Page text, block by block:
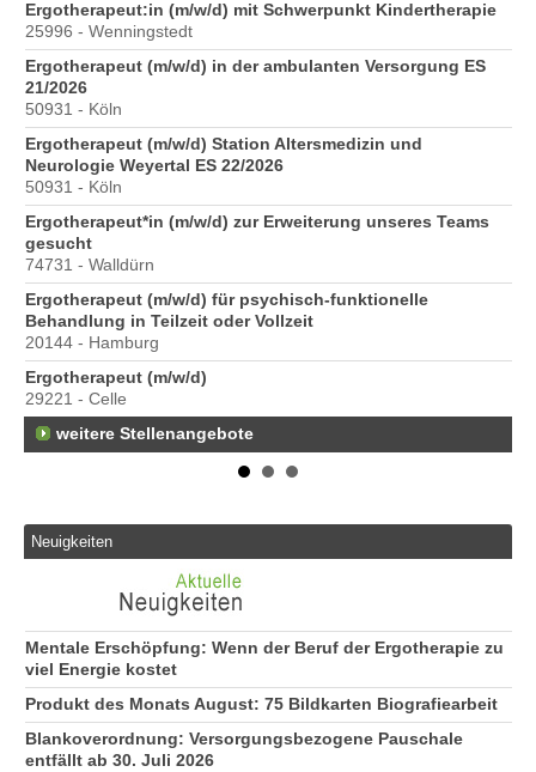
Ergotherapeut:in (m/w/d) mit Schwerpunkt Kindertherapie
25996 - Wenningstedt
Ergotherapeut (m/w/d) in der ambulanten Versorgung ES
21/2026
50931 - Köln
Ergotherapeut (m/w/d) Station Altersmedizin und
Neurologie Weyertal ES 22/2026
50931 - Köln
Ergotherapeut*in (m/w/d) zur Erweiterung unseres Teams
gesucht
74731 - Walldürn
Ergotherapeut (m/w/d) für psychisch-funktionelle
Behandlung in Teilzeit oder Vollzeit
20144 - Hamburg
Ergotherapeut (m/w/d)
29221 - Celle
weitere Stellenangebote
Neuigkeiten
Mentale Erschöpfung: Wenn der Beruf der Ergotherapie zu
viel Energie kostet
Produkt des Monats August: 75 Bildkarten Biografiearbeit
Blankoverordnung: Versorgungsbezogene Pauschale
entfällt ab 30. Juli 2026